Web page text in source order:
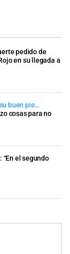
pedido de
en su llegada a
buen pie…
cosas para no
“En el segundo